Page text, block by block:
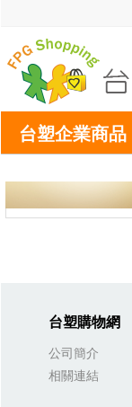
台塑企業商品
台塑購物網
公司簡介
相關連結